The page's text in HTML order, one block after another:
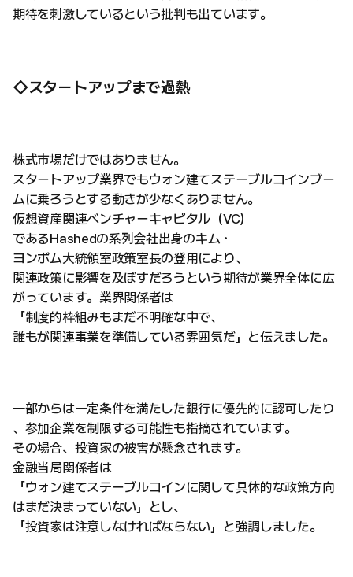
期待を刺激しているという批判も出ています。
◇スタートアップまで過熱
株式市場だけではありません。
スタートアップ業界でもウォン建てステーブルコインブー
ムに乗ろうとする動きが少なくありません。
仮想資産関連ベンチャーキャピタル（VC）
であるHashedの系列会社出身のキム・
ヨンボム大統領室政策室長の登用により、
関連政策に影響を及ぼすだろうという期待が業界全体に広
がっています。業界関係者は
「制度的枠組みもまだ不明確な中で、
誰もが関連事業を準備している雰囲気だ」と伝えました。
一部からは一定条件を満たした銀行に優先的に認可したり
、参加企業を制限する可能性も指摘されています。
その場合、投資家の被害が懸念されます。
金融当局関係者は
「ウォン建てステーブルコインに関して具体的な政策方向
はまだ決まっていない」とし、
「投資家は注意しなければならない」と強調しました。